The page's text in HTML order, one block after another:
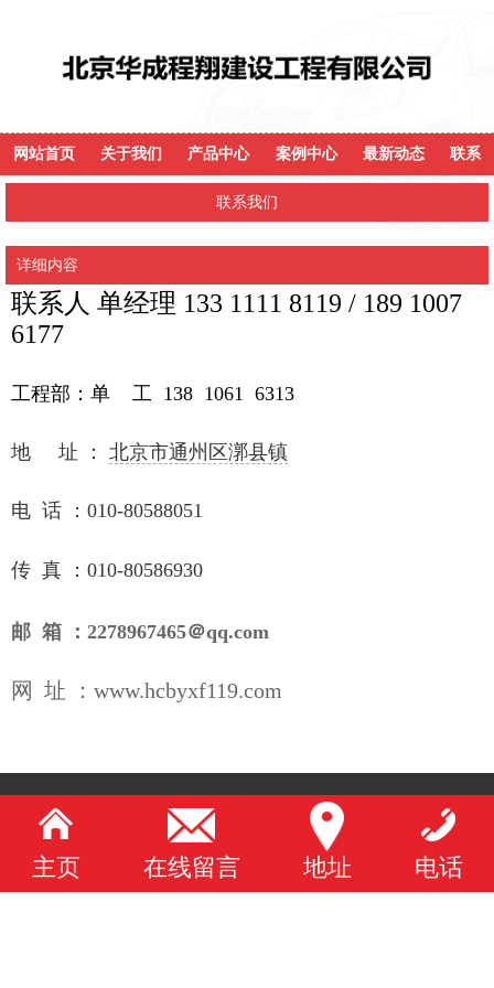
网站首页 关于我们 产品中心 案例中心 最新动态 联系
联系我们
详细内容
联系人 单经理 133 1111 8119 / 189 1007
6177
工程部 ：单 工 138 1061 6313
地 址 ： 北京市通州区漷县镇
电 话 ：010-80588051
传 真 ： 010-80586930
邮 箱 ： 2278967465＠qq.com
网 址 ：www.hcbyxf119.com
主页 在线留言 地址 电话